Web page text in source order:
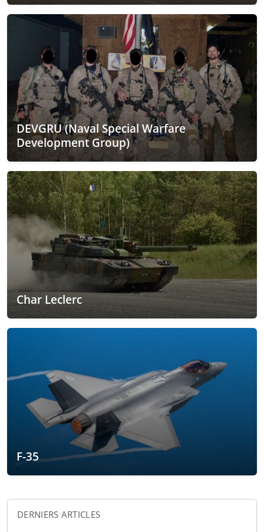
DEVGRU (Naval Special Warfare
Development Group)
Char Leclerc
F-35
DERNIERS ARTICLES